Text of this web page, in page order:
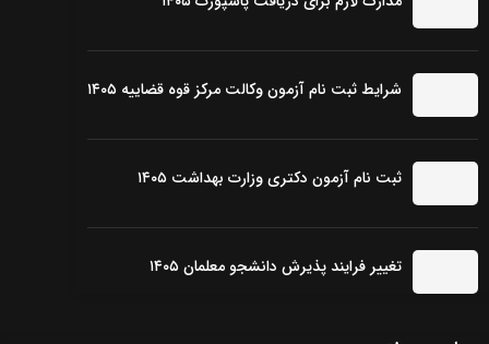
شرایط ثبت نام آزمون وکالت مرکز قوه قضاییه ۱۴۰۵
ثبت نام آزمون دکتری وزارت بهداشت ۱۴۰۵
تغییر فرایند پذیرش دانشجو معلمان ۱۴۰۵